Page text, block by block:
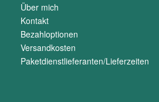
Über mich
Kontakt
Bezahloptionen
Versandkosten
Paketdienstlieferanten/Lieferzeiten